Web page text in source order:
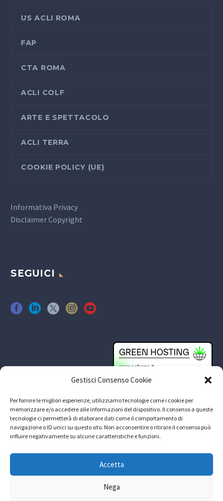
Gestisci Consenso Cookie
Per fornire le migliori esperienze, utilizziamo tecnologie come i cookie per
memorizzare e/o accedere alle informazioni del dispositivo. Il consenso a queste
tecnologie ci permetterà di elaborare dati come il comportamento di
navigazione o ID unici su questo sito. Non acconsentire o ritirare il consenso può
influire negativamente su alcune caratteristiche e funzioni.
Accetta
Nega
US ACLI ROMA
FAP
CTA ROMA
ACLI COLF
ARTE E SPETTACOLO
ACLI TERRA
COOKIE POLICY (UE)
Informativa Privacy
Disclaimer Copyright
SEGUICI